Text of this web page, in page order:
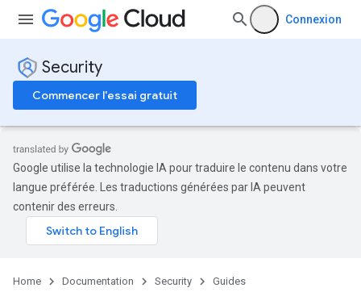
Connexion
Security
Commencer l'essai gratuit
Google utilise la technologie IA pour traduire le contenu dans votre
langue préférée. Les traductions générées par IA peuvent
contenir des erreurs.
Home Documentation Security Guides